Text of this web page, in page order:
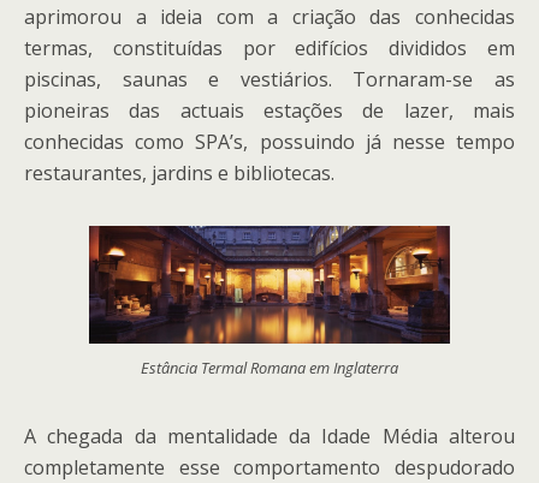
aprimorou a ideia com a criação das conhecidas
termas, constituídas por edifícios divididos em
piscinas, saunas e vestiários. Tornaram-se as
pioneiras das actuais estações de lazer, mais
conhecidas como SPA’s, possuindo já nesse tempo
restaurantes, jardins e bibliotecas.
Estância Termal Romana em Inglaterra
A chegada da mentalidade da Idade Média alterou
completamente esse comportamento despudorado